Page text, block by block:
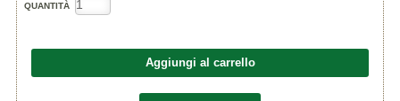
QUANTITÀ
Aggiungi al carrello